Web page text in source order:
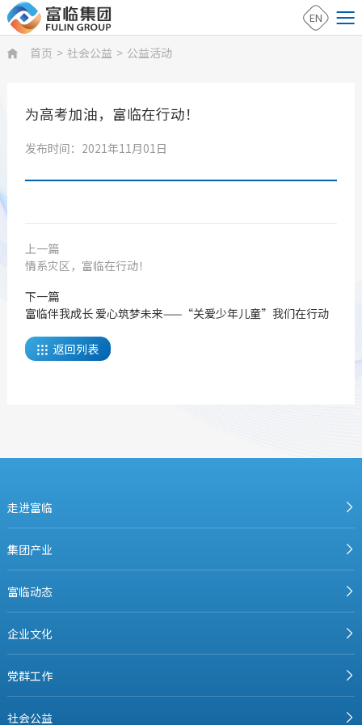
EN
 首页 > 社会公益 > 公益活动
为高考加油，富临在行动！
发布时间：2021年11月01日
上一篇
情系灾区，富临在行动！
下一篇
富临伴我成长 爱心筑梦未来——“关爱少年儿童”我们在行动
 返回列表
走进富临
集团产业
富临动态
企业文化
党群工作
社会公益